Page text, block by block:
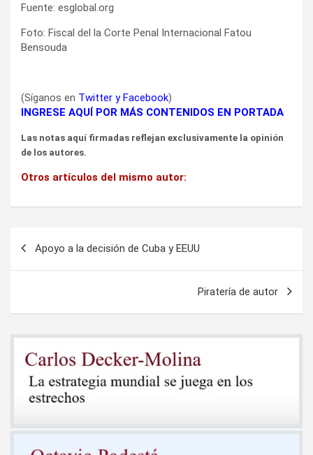
Fuente: esglobal.org
Foto: Fiscal del la Corte Penal Internacional Fatou
Bensouda
(Síganos en Twitter yFacebook)
INGRESE AQUÍ POR MÁS CONTENIDOS EN PORTADA
Las notas aquí firmadas reflejan exclusivamente la opinión
de los autores.
Otros artículos del mismo autor:
Apoyo a la decisión de Cuba y EEUU
Piratería de autor